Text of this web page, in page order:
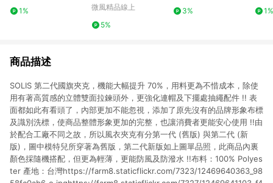
1%
微風精品線上
5%
3%
1%
商品描述
SOLIS 第二代國旗夾克，機能大幅提升 70%，用料更為不惜成本，除使
用有著高質感的立體雙面拉鍊頭外，更強化連帽及下擺處抽繩配件 !! 表
面都如此有看頭了，內部更加不能忽視，添加了原先沒有的品牌形象布標
及識別洗標，使商品整體形象更加的完整，也讓消費者更能安心使用 !!由
於配合工廠不同之故，所以風衣夾克有分第一代 (舊版) 與第二代 (新
版)，圖中模特兒所穿著為舊版，第二代新版如上圖單品照，此商品內裏
顏色採隨機搭配，但更為輕薄，更能防風及防潑水 !!布料：100% Polyes
ter 產地：台灣https://farm8.staticflickr.com/7323/12469640363_98